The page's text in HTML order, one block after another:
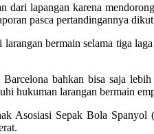
dari lapangan karena
pasca pertandingannya
bermain selama tiga
bahkan bisa saja
hukuman larangan bermain
Asosiasi Sepak Bola Spanyol